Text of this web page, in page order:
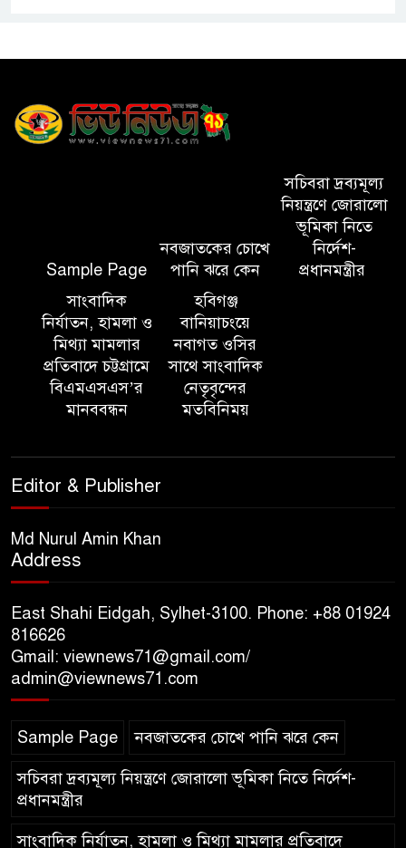
ঢাকা-সিলেট মহাসড়কে দুটি
নিহত ৯, পরিবারকে আর্থিক সহযোগিতা
‘জাতীয় প্রবাসী দিবস’ উদযাপনের
লক্ষ্যে আন্তঃমন্ত্রণালয় সভা অনুষ্ঠিত
সিলেট ইসলামিক ফাউন্ডেশনে
জুলাই গণঅভ্যুত্থান দিবস ২০২৬
উপলক্ষ্যে আলোচনা সভা ও দু’আ
মাহফিল
পরিবেশ রক্ষায় ব্যক্তিগত উদ্যোগ
সমাজের জন্য অনুকরণীয় মডেল-
বিভাগীয় কমিশনার
সিলেট মেট্রোপলিটন পুলিশ
শহীদদের প্রতি গভীর শ্রদ্ধা নিবেদন করেন
মামলায় এক বছরের সাজা
‘সমন্বিত উদ্যোগেই গড়ে উঠবে
আধুনিক সিলেট’ – বাণিজ্যমন্ত্রী
ত্রিতরঙ্গের বাদল সাঁঝের বর্ণাঢ্য
আয়োজন ‘শ্রাবনের মেঘগুলো’
Sample Page
নবজাতকের চোখে
পানি ঝরে কেন
সচিবরা দ্রব্যমূল্য
নিয়ন্ত্রণে জোরালো
ভূমিকা নিতে
নির্দেশ-
প্রধানমন্ত্রীর
সাংবাদিক
নির্যাতন, হামলা ও
মিথ্যা মামলার
প্রতিবাদে চট্টগ্রামে
বিএমএসএস’র
মানববন্ধন
হবিগঞ্জ
বানিয়াচংয়ে
নবাগত ওসির
সাথে সাংবাদিক
নেতৃবৃন্দের
মতবিনিময়
Editor & Publisher
Md Nurul Amin Khan
Address
East Shahi Eidgah, Sylhet-3100. Phone: +88 01924
816626
Gmail: viewnews71@gmail.com/
admin@viewnews71.com
Sample Page নবজাতকের চোখে পানি ঝরে কেন
সচিবরা দ্রব্যমূল্য নিয়ন্ত্রণে জোরালো ভূমিকা নিতে নির্দেশ-
প্রধানমন্ত্রীর
সাংবাদিক নির্যাতন, হামলা ও মিথ্যা মামলার প্রতিবাদে